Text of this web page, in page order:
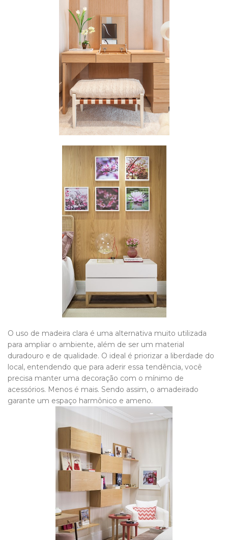
O uso de madeira clara é uma alternativa muito utilizada
para ampliar o ambiente, além de ser um material
duradouro e de qualidade. O ideal é priorizar a liberdade do
local, entendendo que para aderir essa tendência, você
precisa manter uma decoração com o mínimo de
acessórios. Menos é mais. Sendo assim, o amadeirado
garante um espaço harmônico e ameno.